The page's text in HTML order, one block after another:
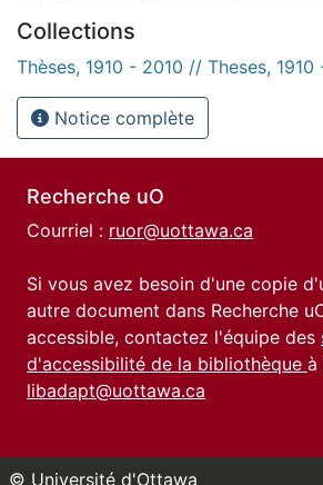
Collections
Thèses, 1910 - 2010 // Theses, 1910
Notice complète
Recherche uO
Courriel : ruor@uottawa.ca
Si vous avez besoin d'une copie
autre document dans Recherche
accessible, contactez l'équipe des
d'accessibilité de la bibliothèque à
libadapt@uottawa.ca
© Université d'Ottawa